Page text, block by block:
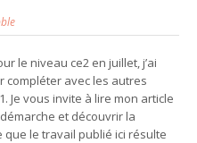
le niveau ce2 en juillet, j’ai
compléter avec les autres
Je vous invite à lire mon article
et découvrir la
le travail publié ici résulte